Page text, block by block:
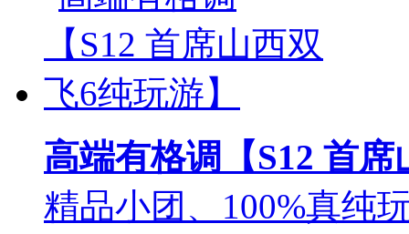
高端有格调【S12 首
精品小团、100%真纯